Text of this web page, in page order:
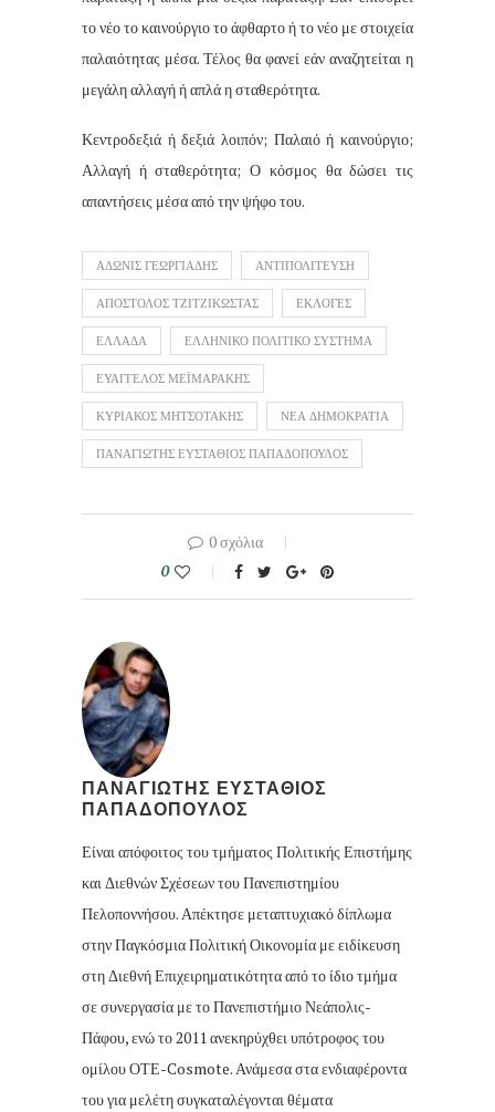
το νέο το καινούργιο το άφθαρτο ή το νέο με στοιχεία
παλαιότητας μέσα. Τέλος θα φανεί εάν αναζητείται η
μεγάλη αλλαγή ή απλά η σταθερότητα.
Κεντροδεξιά ή δεξιά λοιπόν; Παλαιό ή καινούργιο;
Αλλαγή ή σταθερότητα; Ο κόσμος θα δώσει τις
απαντήσεις μέσα από την ψήφο του.
ΑΔΩΝΙΣ ΓΕΩΡΓΙΑΔΗΣ ΑΝΤΙΠΟΛΙΤΕΥΣΗ
ΑΠΟΣΤΟΛΟΣ ΤΖΙΤΖΙΚΩΣΤΑΣ ΕΚΛΟΓΕΣ
ΕΛΛΑΔΑ ΕΛΛΗΝΙΚΟ ΠΟΛΙΤΙΚΟ ΣΥΣΤΗΜΑ
ΕΥΑΓΓΕΛΟΣ ΜΕΪΜΑΡΑΚΗΣ
ΚΥΡΙΑΚΟΣ ΜΗΤΣΟΤΑΚΗΣ ΝΕΑ ΔΗΜΟΚΡΑΤΙΑ
ΠΑΝΑΓΙΩΤΗΣ ΕΥΣΤΑΘΙΟΣ ΠΑΠΑΔΟΠΟΥΛΟΣ
0 σχόλια
0
ΠΑΝΑΓΙΩΤΗΣ ΕΥΣΤΑΘΙΟΣ
ΠΑΠΑΔΟΠΟΥΛΟΣ
Είναι απόφοιτος του τμήματος Πολιτικής Επιστήμης
και Διεθνών Σχέσεων του Πανεπιστημίου
Πελοποννήσου. Απέκτησε μεταπτυχιακό δίπλωμα
στην Παγκόσμια Πολιτική Οικονομία με ειδίκευση
στη Διεθνή Επιχειρηματικότητα από το ίδιο τμήμα
σε συνεργασία με το Πανεπιστήμιο Νεάπολις-
Πάφου, ενώ το 2011 ανεκηρύχθει υπότροφος του
ομίλου ΟΤΕ-Cosmote. Ανάμεσα στα ενδιαφέροντα
του για μελέτη συγκαταλέγονται θέματα